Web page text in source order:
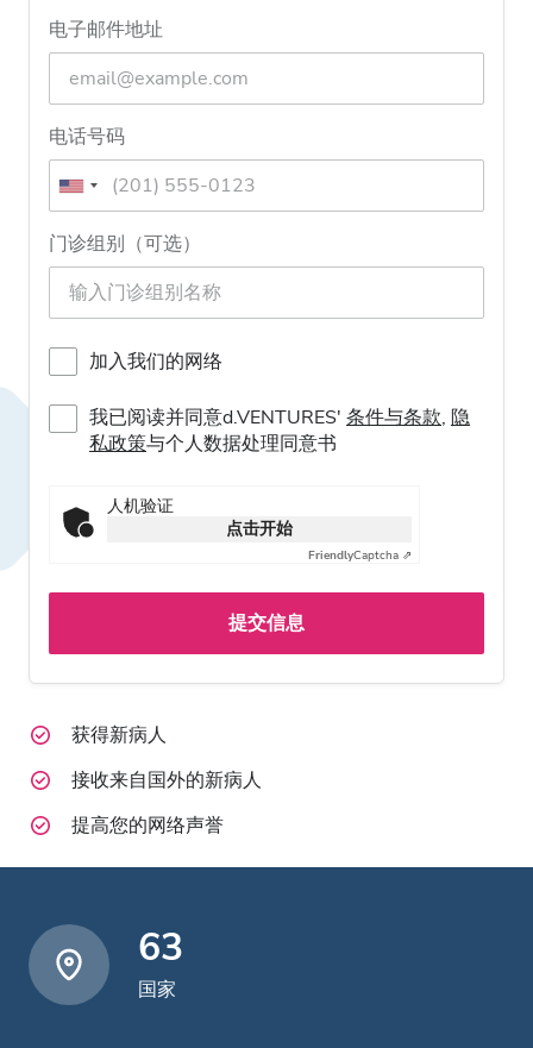
电子邮件地址
电话号码
门诊组别（可选）
加入我们的网络
我已阅读并同意d.VENTURES' 条件与条款, 隐
私政策与个人数据处理同意书
人机验证
点击开始
FriendlyCaptcha ⇗
提交信息
获得新病人
接收来自国外的新病人
提高您的网络声誉
63
国家